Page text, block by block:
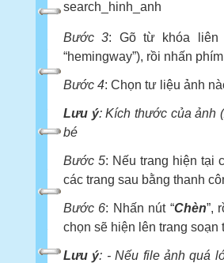
Bước 3: Gõ từ khóa liên
“hemingway”), rồi nhấn
Bước 4: Chọn tư liệu ảnh
Lưu ý: Kích thước của ảnh
bé
Bước 5: Nếu trang hiện tại
các trang sau bằng thanh
Bước 6: Nhấn nút “Chèn”,
chọn sẽ hiện lên trang soạn
Lưu ý: - Nếu file ảnh quá